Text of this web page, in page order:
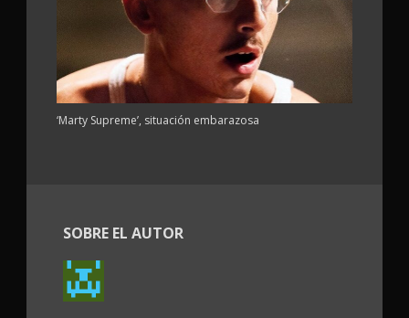
‘Marty Supreme’, situación embarazosa
SOBRE EL AUTOR